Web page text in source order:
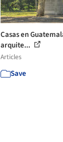
Casas en
arquite...
Articles
Save